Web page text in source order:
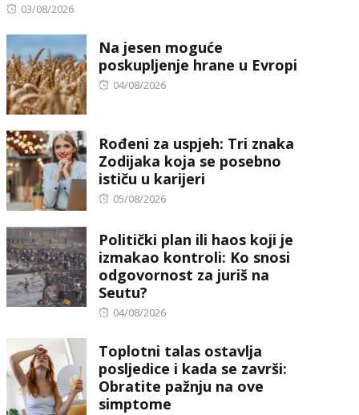
Posted
03/08/2026
Na jesen moguće
poskupljenje hrane u Evropi
Posted
04/08/2026
Rođeni za uspjeh: Tri znaka
Zodijaka koja se posebno
ističu u karijeri
Posted
05/08/2026
Politički plan ili haos koji je
izmakao kontroli: Ko snosi
odgovornost za juriš na
Seutu?
Posted
04/08/2026
Toplotni talas ostavlja
posljedice i kada se završi:
Obratite pažnju na ove
simptome